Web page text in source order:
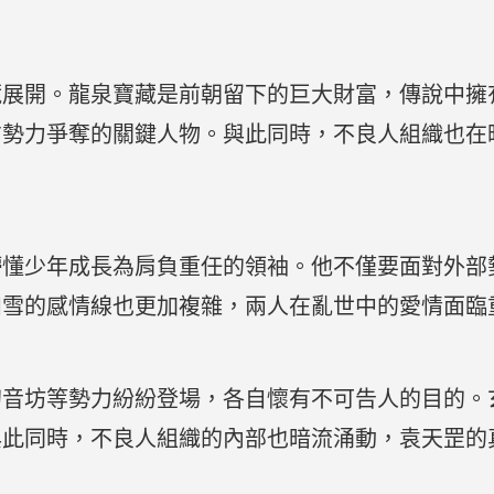
開。龍泉寶藏是前朝留下的巨大財富，傳說中
力爭奪的關鍵人物。與此同時，不良人組織也
少年成長為肩負重任的領袖。他不僅要面對外
的感情線也更加複雜，兩人在亂世中的愛情面臨
坊等勢力紛紛登場，各自懷有不可告人的目的
同時，不良人組織的內部也暗流涌動，袁天罡